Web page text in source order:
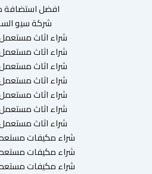
افضل استضافة
شركة سيو
شراء اثاث
شراء اثاث
شراء اثاث
شراء اثاث
شراء اثاث
شراء اثاث
شراء اثاث
شراء مكيفات
شراء مكيفات
شراء مكيفات